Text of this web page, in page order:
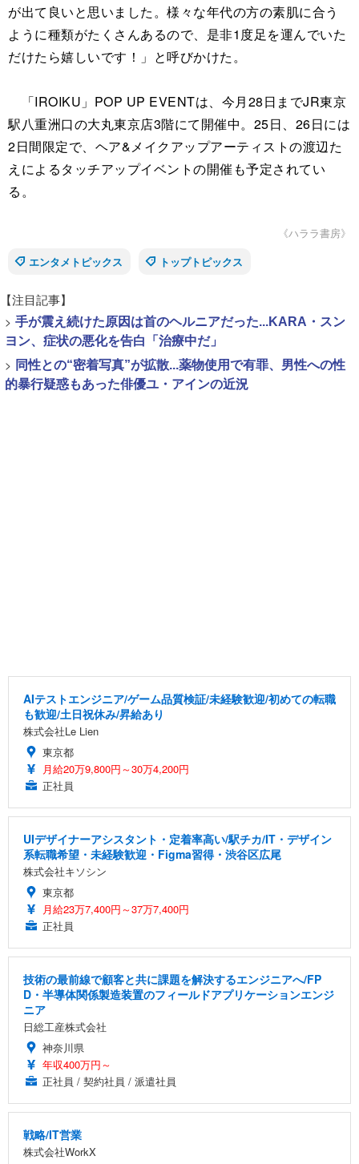
が出て良いと思いました。様々な年代の方の素肌に合う
ように種類がたくさんあるので、是非1度足を運んでいた
だけたら嬉しいです！」と呼びかけた。
「IROIKU」POP UP EVENTは、今月28日までJR東京
駅八重洲口の大丸東京店3階にて開催中。25日、26日には
2日間限定で、ヘア&メイクアップアーティストの渡辺た
えによるタッチアップイベントの開催も予定されてい
る。
《ハララ書房》
エンタメトピックス
トップトピックス
【注目記事】
> 手が震え続けた原因は首のヘルニアだった...KARA・スン
ヨン、症状の悪化を告白「治療中だ」
> 同性との“密着写真”が拡散...薬物使用で有罪、男性への性
的暴行疑惑もあった俳優ユ・アインの近況
AIテストエンジニア/ゲーム品質検証/未経験歓迎/初めての転職
も歓迎/土日祝休み/昇給あり
株式会社Le Lien
東京都
月給20万9,800円～30万4,200円
正社員
UIデザイナーアシスタント・定着率高い/駅チカ/IT・デザイン
系転職希望・未経験歓迎・Figma習得・渋谷区広尾
株式会社キソシン
東京都
月給23万7,400円～37万7,400円
正社員
技術の最前線で顧客と共に課題を解決するエンジニアへ/FP
D・半導体関係製造装置のフィールドアプリケーションエンジ
ニア
日総工産株式会社
神奈川県
年収400万円～
正社員 / 契約社員 / 派遣社員
戦略/IT営業
株式会社WorkX